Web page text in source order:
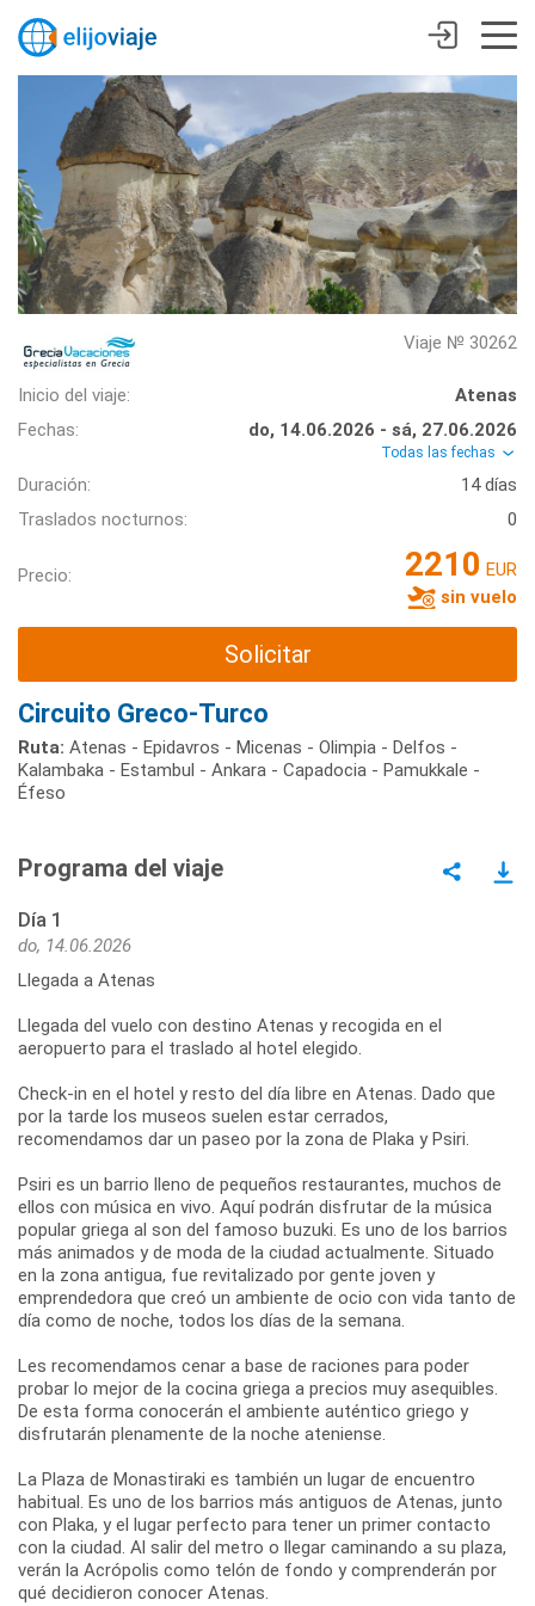
Viaje № 30262
Inicio del viaje:
Atenas
Fechas:
do, 14.06.2026 - sá, 27.06.2026
Todas las fechas
Duración:
14 días
Traslados nocturnos:
0
Precio: 2210 EUR
sin vuelo
Solicitar
Circuito Greco-Turco
Ruta: Atenas - Epidavros - Micenas - Olimpia - Delfos -
Kalambaka - Estambul - Ankara - Capadocia - Pamukkale -
Éfeso
Programa del viaje
Día 1
do, 14.06.2026
Llegada a Atenas
Llegada del vuelo con destino Atenas y recogida en el
aeropuerto para el traslado al hotel elegido.
Check-in en el hotel y resto del día libre en Atenas. Dado que
por la tarde los museos suelen estar cerrados,
recomendamos dar un paseo por la zona de Plaka y Psiri.
Psiri es un barrio lleno de pequeños restaurantes, muchos de
ellos con música en vivo. Aquí podrán disfrutar de la música
popular griega al son del famoso buzuki. Es uno de los barrios
más animados y de moda de la ciudad actualmente. Situado
en la zona antigua, fue revitalizado por gente joven y
emprendedora que creó un ambiente de ocio con vida tanto de
día como de noche, todos los días de la semana.
Les recomendamos cenar a base de raciones para poder
probar lo mejor de la cocina griega a precios muy asequibles.
De esta forma conocerán el ambiente auténtico griego y
disfrutarán plenamente de la noche ateniense.
La Plaza de Monastiraki es también un lugar de encuentro
habitual. Es uno de los barrios más antiguos de Atenas, junto
con Plaka, y el lugar perfecto para tener un primer contacto
con la ciudad. Al salir del metro o llegar caminando a su plaza,
verán la Acrópolis como telón de fondo y comprenderán por
qué decidieron conocer Atenas.